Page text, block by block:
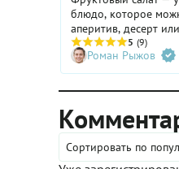
блюдо, которое
аперитив, десерт
его готовят из
подвергавшихся
ягод, используя в
ароматные масла,
фруктовый салат, и
проверенными
5 (9)
Роман Рыжов
Сортировать по